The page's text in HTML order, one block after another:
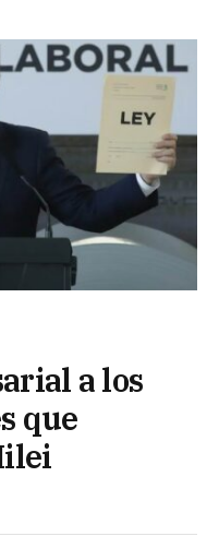
a los
que